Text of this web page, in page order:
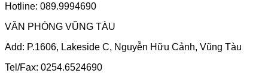
Hotline: 089.9994690
VĂN PHÒNG VŨNG TÀU
Add: P.1606, Lakeside C, Nguyễn Hữu Cảnh, Vũng Tàu
Tel/Fax: 0254.6524690